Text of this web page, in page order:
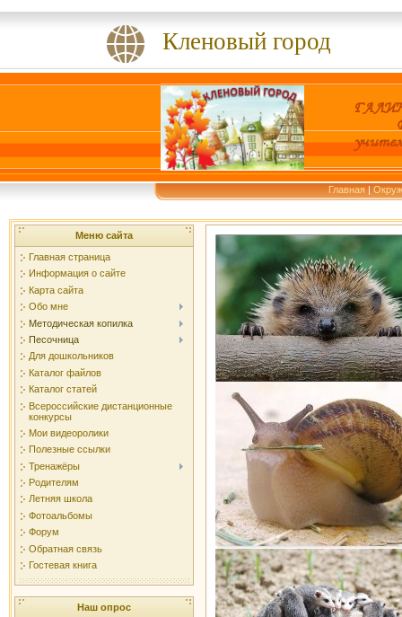
Кленовый город
Главная |
Меню сайта
Главная страница
Информация о сайте
Карта сайта
Обо мне
Методическая копилка
Песочница
Для дошкольников
Каталог файлов
Каталог статей
Всероссийские дистанционные
конкурсы
Мои видеоролики
Полезные ссылки
Тренажёры
Родителям
Летняя школа
Фотоальбомы
Форум
Обратная связь
Гостевая книга
Наш опрос